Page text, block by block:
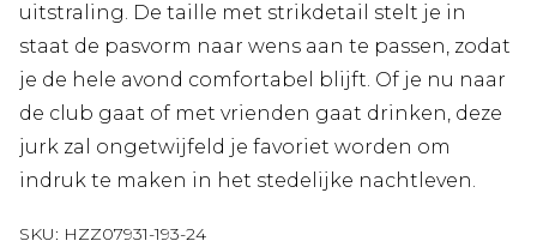
uitstraling. De taille met strikdetail stelt je in
staat de pasvorm naar wens aan te passen, zodat
je de hele avond comfortabel blijft. Of je nu naar
de club gaat of met vrienden gaat drinken, deze
jurk zal ongetwijfeld je favoriet worden om
indruk te maken in het stedelijke nachtleven.
SKU: HZZ07931-193-24